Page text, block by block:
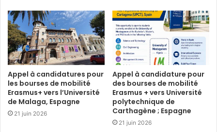
Appel à candidatures pour
les bourses de mobilité
Erasmus+ vers l’Université
de Malaga, Espagne
21 juin 2026
Appel à candidature pour
des bourses de mobilité
Erasmus + vers Université
polytechnique de
Carthagène ; Espagne
21 juin 2026